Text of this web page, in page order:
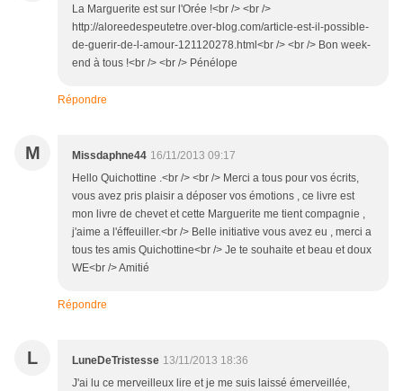
La Marguerite est sur l'Orée !<br /> <br />
http://aloreedespeutetre.over-blog.com/article-est-il-possible-
de-guerir-de-l-amour-121120278.html<br /> <br /> Bon week-
end à tous !<br /> <br /> Pénélope
Répondre
M Missdaphne44 16/11/2013 09:17
Hello Quichottine .<br /> <br /> Merci a tous pour vos écrits,
vous avez pris plaisir a déposer vos émotions , ce livre est
mon livre de chevet et cette Marguerite me tient compagnie ,
j'aime a l'éffeuiller.<br /> Belle initiative vous avez eu , merci a
tous tes amis Quichottine<br /> Je te souhaite et beau et doux
WE<br /> Amitié
Répondre
L LuneDeTristesse 13/11/2013 18:36
J'ai lu ce merveilleux lire et je me suis laissé émerveillée,